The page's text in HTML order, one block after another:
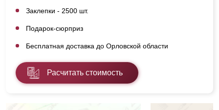
Заклепки - 2500 шт.
Подарок-сюрприз
Бесплатная доставка до Орловской области
Расчитать стоимость